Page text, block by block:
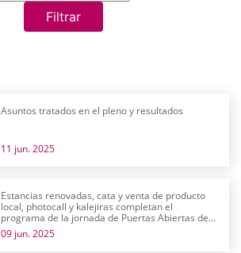
Filtrar
Asuntos tratados en el pleno y resultados
11 jun. 2025
Estancias renovadas, cata y venta de producto
local, photocall y kalejiras completan el
programa de la jornada de Puertas Abiertas de
las Juntas Generales
09 jun. 2025